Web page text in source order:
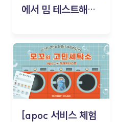
에서 밈 테스트해보
[apoc 서비스 체험